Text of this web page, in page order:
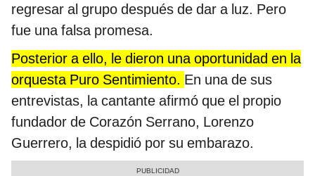
regresar al grupo después de dar a luz. Pero
fue una falsa promesa.
Posterior a ello, le dieron una oportunidad en la
orquesta Puro Sentimiento. En una de sus
entrevistas, la cantante afirmó que el propio
fundador de Corazón Serrano, Lorenzo
Guerrero, la despidió por su embarazo.